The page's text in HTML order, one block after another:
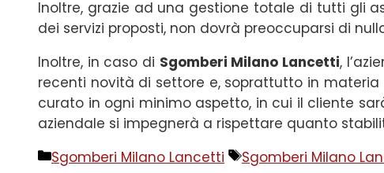
Inoltre, grazie ad una gestione totale di tutti gli
dei servizi proposti, non dovrà preoccuparsi di
Inoltre, in caso di Sgomberi Milano Lancetti,
recenti novità di settore e, soprattutto in materia
curato in ogni minimo aspetto, in cui il cliente
aziendale si impegnerà a rispettare quanto
Categorie
Sgomberi Milano Lancetti Tag
Sgomberi Milano